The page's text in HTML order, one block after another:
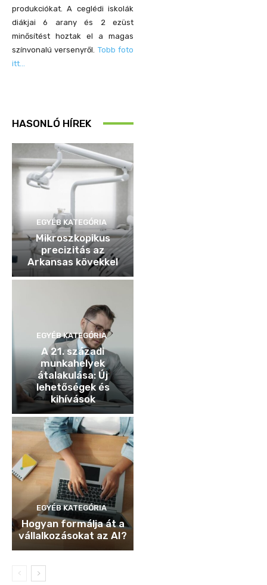
produkciókat. A ceglédi iskolák
diákjai 6 arany és 2 ezüst
minősítést hoztak el a magas
színvonalú versenyről. Tobb foto
itt…
HASONLÓ HÍREK
EGYÉB KATEGÓRIA
Mikroszkopikus
precizitás az
Arkansas kövekkel
EGYÉB KATEGÓRIA
A 21. századi
munkahelyek
átalakulása: Új
lehetőségek és
kihívások
EGYÉB KATEGÓRIA
Hogyan formálja át a
vállalkozásokat az AI?